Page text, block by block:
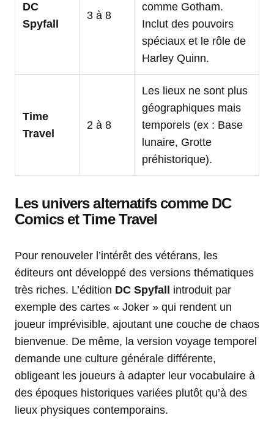
DC
Spyfall
3 à 8
comme Gotham.
Inclut des pouvoirs
spéciaux et le rôle de
Harley Quinn.
Time
Travel
2 à 8
Les lieux ne sont plus
géographiques mais
temporels (ex : Base
lunaire, Grotte
préhistorique).
Les univers alternatifs comme DC
Comics et Time Travel
Pour renouveler l’intérêt des vétérans, les
éditeurs ont développé des versions thématiques
très riches. L’édition DC Spyfall
introduit par
exemple des cartes « Joker » qui rendent un
joueur imprévisible, ajoutant une couche de chaos
bienvenue. De même, la version voyage temporel
demande une culture générale différente,
obligeant les joueurs à adapter leur vocabulaire à
des époques historiques variées plutôt qu’à des
lieux physiques contemporains.